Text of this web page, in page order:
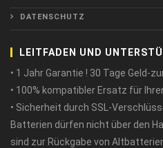
DATENSCHUTZ
LEITFADEN UND
• 1 Jahr Garantie ! 30 Tage Geld-
• 100% kompatibler Ersatz für
• Sicherheit durch SSL-
Batterien dürfen nicht über den
sind zur Rückgabe von